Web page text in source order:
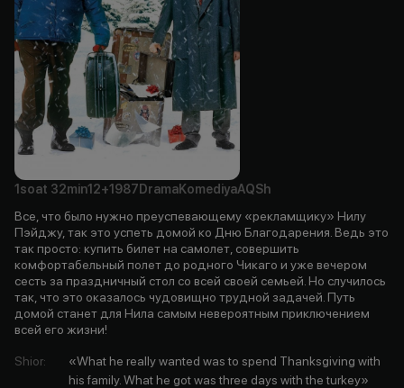
1soat 32min12+1987 DramaKomediyaAQSh
Все, что было нужно преуспевающему «рекламщику» Нилу
Пэйджу, так это успеть домой ко Дню Благодарения. Ведь это
так просто: купить билет на самолет, совершить
комфортабельный полет до родного Чикаго и уже вечером
сесть за праздничный стол со всей своей семьей. Но случилось
так, что это оказалось чудовищно трудной задачей. Путь
домой станет для Нила самым невероятным приключением
всей его жизни!
Shior:
«What he really wanted was to spend Thanksgiving with
his family. What he got was three days with the turkey»